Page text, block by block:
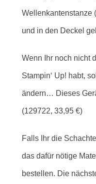
Wellenkantenstanze
und in den Deckel
Wenn Ihr noch nicht
Stampin‘ Up! habt,
ändern… Dieses
(129722, 33,95 €)
Falls Ihr die
das dafür nötige
bestellen. Die